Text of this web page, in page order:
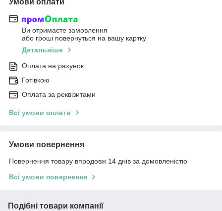
Ви отримаєте замовлення
або гроші повернуться на вашу картку
Детальніше
Оплата на рахунок
Готівкою
Оплата за реквізитами
Всі умови оплати
Умови повернення
Повернення товару впродовж 14 днів за домовленістю
Всі умови повернення
Подібні товари компанії